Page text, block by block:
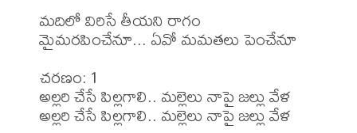
మదిలో విరిసే తీయని రాగం
మైమరపించేనూ... ఏవో మమతలు పెంచేనూ
చరణం: 1
అల్లరి చేసే పిల్లగాలి.. మల్లెలు నాపై జల్లు వేళ
అల్లరి చేసే పిల్లగాలి.. మల్లెలు నాపై జల్లు వేళ